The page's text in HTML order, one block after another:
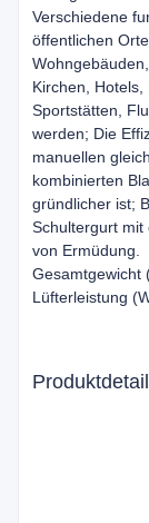
Verschiedene
öffentlichen
Kirchen, Hotels,
Sportstätten,
werden; Die
manuellen
kombinierten
gründlicher ist;
Schultergurt mit
von Ermüdung.
Gesamtgewicht
Lüfterleistung